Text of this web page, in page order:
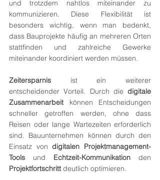
und trotzdem nahtlos miteinander zu
kommunizieren. Diese Flexibilität ist
besonders wichtig, wenn man bedenkt,
dass Bauprojekte häufig an mehreren Orten
stattfinden und zahlreiche Gewerke
miteinander koordiniert werden müssen.
Zeitersparnis ist ein weiterer
entscheidender Vorteil. Durch die digitale
Zusammenarbeit können Entscheidungen
schneller getroffen werden, ohne dass
Reisen oder lange Wartezeiten erforderlich
sind. Bauunternehmen können durch den
Einsatz von digitalen Projektmanagement-
Tools und Echtzeit-Kommunikation
Projektfortschritt deutlich optimieren.